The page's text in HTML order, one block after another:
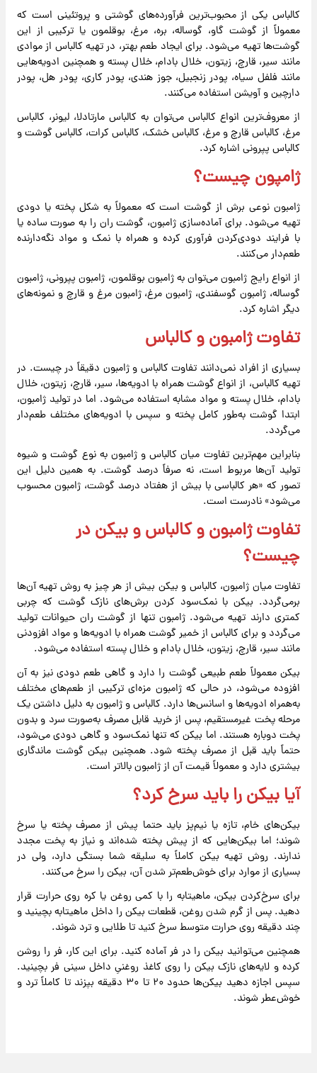
کالباس یکی از محبوب‌ترین فرآورده‌های گوشتی و پروتئینی است که
معمولاً از گوشت گاو، گوساله، بره، مرغ، بوقلمون یا ترکیبی از این
گوشت‌ها تهیه می‌شود. برای ایجاد طعم بهتر، در تهیه کالباس از موادی
مانند سیر، قارچ، زیتون، خلال بادام، خلال پسته و همچنین ادویه‌هایی
مانند فلفل سیاه، پودر زنجبیل، جوز هندی، پودر کاری، پودر هل، پودر
دارچین و آویشن استفاده می‌کنند.
از معروف‌ترین انواع کالباس می‌توان به کالباس مارتادلا، لیونر، کالباس
مرغ، کالباس قارچ و مرغ، کالباس خشک، کالباس کرات، کالباس گوشت و
کالباس پپرونی اشاره کرد.
ژامپون چیست؟
ژامبون نوعی برش از گوشت است که معمولاً به شکل پخته یا دودی
تهیه می‌شود. برای آماده‌سازی ژامبون، گوشت ران را به صورت ساده یا
با فرایند دودی‌کردن فرآوری کرده و همراه با نمک و مواد نگه‌دارنده
طعم‌دار می‌کنند.
از انواع رایج ژامبون می‌توان به ژامبون بوقلمون، ژامبون پپرونی، ژامبون
گوساله، ژامبون گوسفندی، ژامبون مرغ، ژامبون مرغ و قارچ و نمونه‌های
دیگر اشاره کرد.
تفاوت ژامبون و کالباس
بسیاری از افراد نمی‌دانند تفاوت کالباس و ژامبون دقیقاً در چیست. در
تهیه کالباس، از انواع گوشت همراه با ادویه‌ها، سیر، قارچ، زیتون، خلال
بادام، خلال پسته و مواد مشابه استفاده می‌شود. اما در تولید ژامبون،
ابتدا گوشت به‌طور کامل پخته و سپس با ادویه‌های مختلف طعم‌دار
می‌گردد.
بنابراین مهم‌ترین تفاوت میان کالباس و ژامبون به نوع گوشت و شیوه
تولید آن‌ها مربوط است، نه صرفاً درصد گوشت. به همین دلیل این
تصور که «هر کالباسی با بیش از هفتاد درصد گوشت، ژامبون محسوب
می‌شود» نادرست است.
تفاوت ژامبون و کالباس و بیکن در
چیست؟
تفاوت میان ژامبون، کالباس و بیکن بیش از هر چیز به روش تهیه آن‌ها
برمی‌گردد. بیکن با نمک‌سود کردن برش‌های نازک گوشت که چربی
کمتری دارند تهیه می‌شود. ژامبون تنها از گوشت ران حیوانات تولید
می‌گردد و برای کالباس از خمیر گوشت همراه با ادویه‌ها و مواد افزودنی
مانند سیر، قارچ، زیتون، خلال بادام و خلال پسته استفاده می‌شود.
بیکن معمولاً طعم طبیعی گوشت را دارد و گاهی طعم دودی نیز به آن
افزوده می‌شود، در حالی که ژامبون مزه‌ای ترکیبی از طعم‌های مختلف
به‌همراه ادویه‌ها و اسانس‌ها دارد. کالباس و ژامبون به دلیل داشتن یک
مرحله پخت غیرمستقیم، پس از خرید قابل مصرف به‌صورت سرد و بدون
پخت دوباره هستند. اما بیکن که تنها نمک‌سود و گاهی دودی می‌شود،
حتماً باید قبل از مصرف پخته شود. همچنین بیکن گوشت ماندگاری
بیشتری دارد و معمولاً قیمت آن از ژامبون بالاتر است.
آیا بیکن را باید سرخ کرد؟
بیکن‌های خام، تازه یا نیم‌پز باید حتما پیش از مصرف پخته یا سرخ
شوند؛ اما بیکن‌هایی که از پیش پخته شده‌اند و نیاز به پخت مجدد
ندارند. روش تهیه بیکن کاملاً به سلیقه شما بستگی دارد، ولی در
بسیاری از موارد برای خوش‌طعم‌تر شدن آن، بیکن را سرخ می‌کنند.
برای سرخ‌کردن بیکن، ماهیتابه را با کمی روغن یا کره روی حرارت قرار
دهید. پس از گرم شدن روغن، قطعات بیکن را داخل ماهیتابه بچینید و
چند دقیقه روی حرارت متوسط سرخ کنید تا طلایی و ترد شوند.
همچنین می‌توانید بیکن را در فر آماده کنید. برای این کار، فر را روشن
کرده و لایه‌های نازک بیکن را روی کاغذ روغنیِ داخل سینی فر بچینید.
سپس اجازه دهید بیکن‌ها حدود ۲۰ تا ۳۰ دقیقه بپزند تا کاملاً ترد و
خوش‌عطر شوند.